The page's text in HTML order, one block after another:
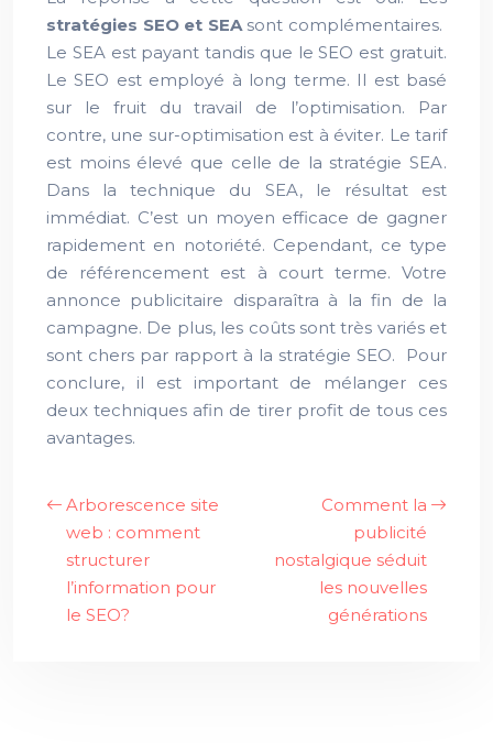
stratégies SEO et SEAsont complémentaires.
Le SEA est payant tandis que le SEO est gratuit.
Le SEO est employé à long terme. Il est basé
sur le fruit du travail de l’optimisation. Par
contre, une sur-optimisation est à éviter. Le tarif
est moins élevé que celle de la stratégie SEA.
Dans la technique du SEA, le résultat est
immédiat. C’est un moyen efficace de gagner
rapidement en notoriété. Cependant, ce type
de référencement est à court terme. Votre
annonce publicitaire disparaîtra à la fin de la
campagne. De plus, les coûts sont très variés et
sont chers par rapport à la stratégie SEO. Pour
conclure, il est important de mélanger ces
deux techniques afin de tirer profit de tous ces
avantages.
Arborescence site
web : comment
structurer
l’information pour
le SEO?
Comment la
publicité
nostalgique séduit
les nouvelles
générations